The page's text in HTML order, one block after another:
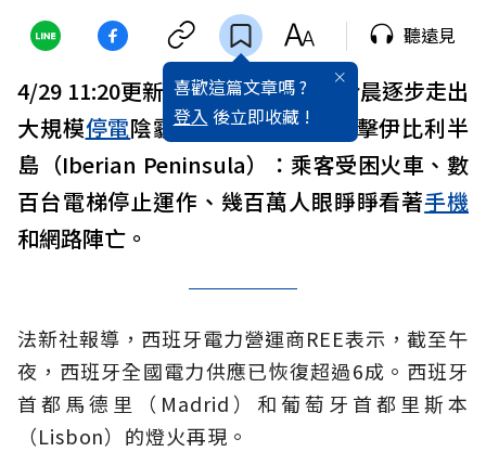
喜歡這篇文章嗎 ?
登入 後立即收藏 !
聽遠見
4/29 11:20更新：西班牙和葡萄牙今晨逐步走出
大規模停電陰霾，昨天這起事件衝擊伊比利半
島（Iberian Peninsula）：乘客受困火車、數
百台電梯停止運作、幾百萬人眼睜睜看著手機
和網路陣亡。
法新社報導，西班牙電力營運商REE表示，截至午
夜，西班牙全國電力供應已恢復超過6成。西班牙
首都馬德里（Madrid）和葡萄牙首都里斯本
（Lisbon）的燈火再現。